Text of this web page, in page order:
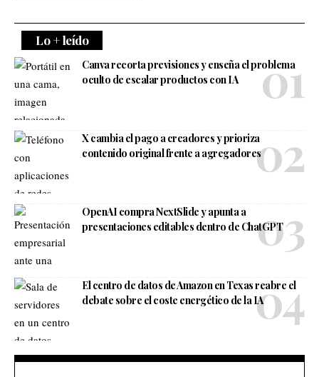
Lo + leído
Canva recorta previsiones y enseña el problema
oculto de escalar productos con IA
X cambia el pago a creadores y prioriza
contenido original frente a agregadores
OpenAI compra NextSlide y apunta a
presentaciones editables dentro de ChatGPT
El centro de datos de Amazon en Texas reabre el
debate sobre el coste energético de la IA